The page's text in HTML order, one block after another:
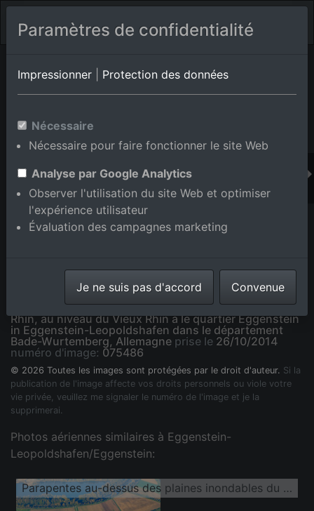
Album de lieux Eggenstein-Leopoldshafen/Eggenstein
Bade-Wurtemberg,Allemagne
Ajouter au panier int.
Parapentes au-dessus des plaines inondables du
Rhin, au niveau du Vieux Rhin à le quartier Eggenstein
in Eggenstein-Leopoldshafen dans le département
Bade-Wurtemberg, Allemagne prise le 26/10/2014
numéro d'image: 075486
© 2026 Toutes les images sont protégées par le droit d'auteur. Si la
publication de l'image affecte vos droits personnels ou viole votre
vie privée, veuillez me signaler le numéro de l'image et je la
supprimerai.
Photos aériennes similaires à Eggenstein-
Leopoldshafen/Eggenstein:
Parapentes au-dessus des plaines inondables du Rhin, au niveau du Vieux Rhin
Paramètres de confidentialité
Impressionner Protection des données
Nécessaire
Nécessaire pour faire fonctionner le site Web
Analyse par Google Analytics
Observer l'utilisation du site Web et optimiser
l'expérience utilisateur
Évaluation des campagnes marketing
Je ne suis pas d'accord Convenue